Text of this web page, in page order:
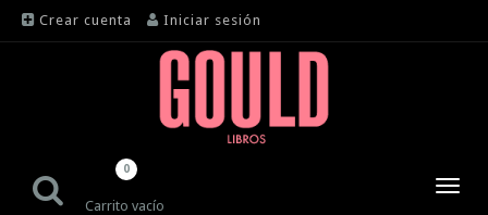
Crear cuenta Iniciar sesión
Carrito vacío
0